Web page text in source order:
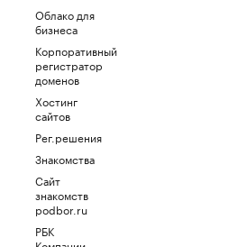
Облако для
бизнеса
Корпоративный
регистратор
доменов
Хостинг
сайтов
Рег.решения
Знакомства
Сайт
знакомств
podbor.ru
РБК